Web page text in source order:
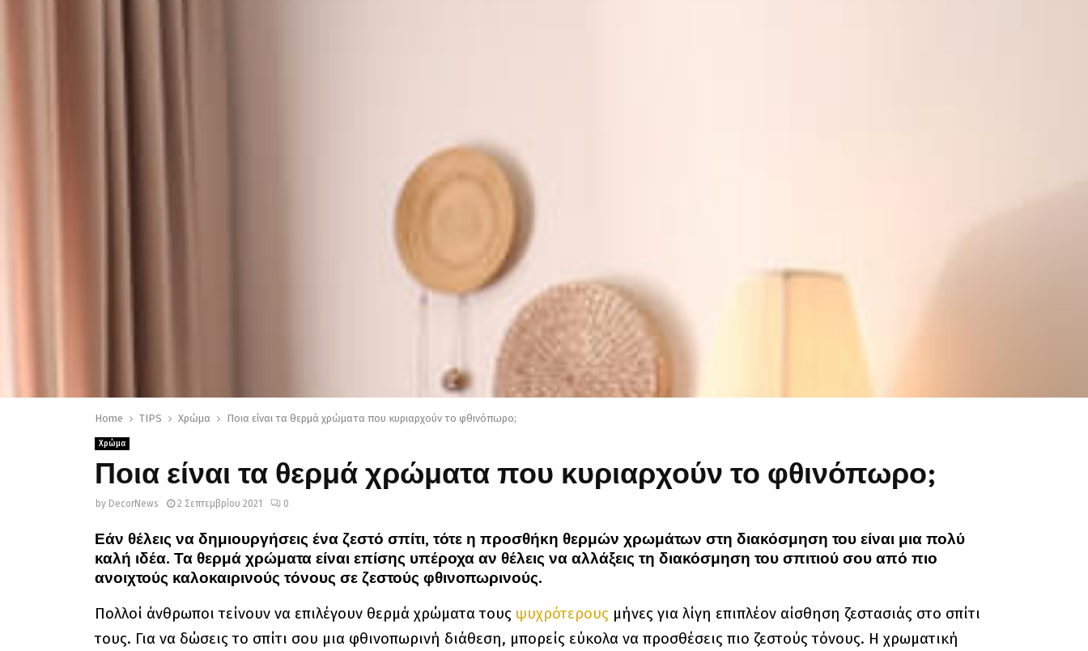
Home TIPS Χρώμα Ποια είναι τα θερμά χρώματα που κυριαρχούν το φθινόπωρο;
Χρώμα
Ποια είναι τα θερμά χρώματα που κυριαρχούν το φθινόπωρο;
by DecorNews 2 Σεπτεμβρίου 2021 0
Εάν θέλεις να δημιουργήσεις ένα ζεστό σπίτι, τότε η προσθήκη θερμών χρωμάτων στη διακόσμηση του είναι μια πολύ
καλή ιδέα. Τα θερμά χρώματα είναι επίσης υπέροχα αν θέλεις να αλλάξεις τη διακόσμηση του σπιτιού σου από πιο
ανοιχτούς καλοκαιρινούς τόνους σε ζεστούς φθινοπωρινούς.
Πολλοί άνθρωποι τείνουν να επιλέγουν θερμά χρώματα τους ψυχρότερους μήνες για λίγη επιπλέον αίσθηση ζεστασιάς στο σπίτι
τους. Για να δώσεις το σπίτι σου μια φθινοπωρινή διάθεση, μπορείς εύκολα να προσθέσεις πιο ζεστούς τόνους. Η χρωματική